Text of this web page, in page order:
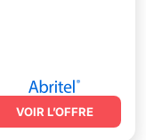
VOIR L’OFFRE